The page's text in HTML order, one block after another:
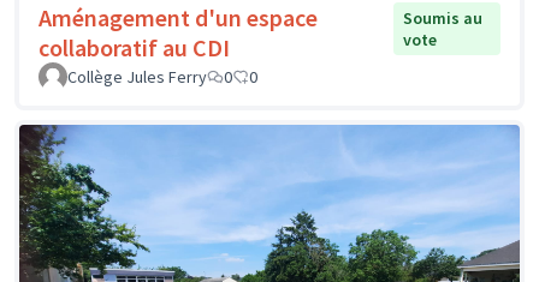
Aménagement d'un espace
collaboratif au CDI
Soumis au
vote
Collège Jules Ferry
0 0